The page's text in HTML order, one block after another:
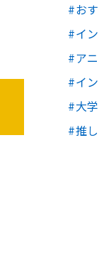
お
イ
ア
イ
大
推